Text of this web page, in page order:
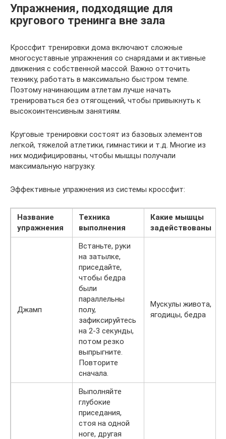
Упражнения, подходящие для
кругового тренинга вне зала
Кроссфит тренировки дома включают сложные
многосуставные упражнения со снарядами и активные
движения с собственной массой. Важно отточить
технику, работать в максимально быстром темпе.
Поэтому начинающим атлетам лучше начать
тренироваться без отягощений, чтобы привыкнуть к
высокоинтенсивным занятиям.
Круговые тренировки состоят из базовых элементов
легкой, тяжелой атлетики, гимнастики и т.д. Многие из
них модифицированы, чтобы мышцы получали
максимальную нагрузку.
Эффективные упражнения из системы кроссфит:
Название
упражнения
Техника
выполнения
Какие мышцы
задействованы
Джамп
Встаньте, руки
на затылке,
приседайте,
чтобы бедра
были
параллельны
полу,
зафиксируйтесь
на 2-3 секунды,
потом резко
выпрыгните.
Повторите
сначала.
Мускулы живота,
ягодицы, бедра
Выполняйте
глубокие
приседания,
стоя на одной
ноге, другая